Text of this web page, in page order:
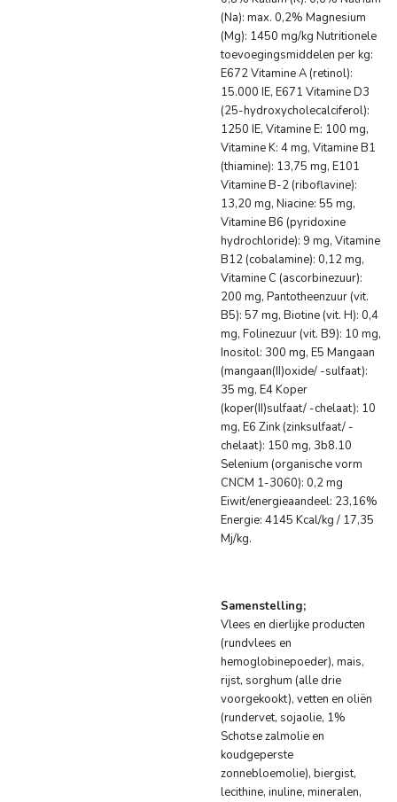
(Na): max. 0,2% Magnesium
(Mg): 1450 mg/kg Nutritionele
toevoegingsmiddelen per kg:
E672 Vitamine A (retinol):
15.000 IE, E671 Vitamine D3
(25-hydroxycholecalciferol):
1250 IE, Vitamine E: 100 mg,
Vitamine K: 4 mg, Vitamine B1
(thiamine): 13,75 mg, E101
Vitamine B-2 (riboflavine):
13,20 mg, Niacine: 55 mg,
Vitamine B6 (pyridoxine
hydrochloride): 9 mg, Vitamine
B12 (cobalamine): 0,12 mg,
Vitamine C (ascorbinezuur):
200 mg, Pantotheenzuur (vit.
B5): 57 mg, Biotine (vit. H): 0,4
mg, Folinezuur (vit. B9): 10 mg,
Inositol: 300 mg, E5 Mangaan
(mangaan(II)oxide/ -sulfaat):
35 mg, E4 Koper
(koper(II)sulfaat/ -chelaat): 10
mg, E6 Zink (zinksulfaat/ -
chelaat): 150 mg, 3b8.10
Selenium (organische vorm
CNCM 1-3060): 0,2 mg
Eiwit/energieaandeel: 23,16%
Energie: 4145 Kcal/kg / 17,35
Mj/kg.
Samenstelling;
Vlees en dierlijke producten
(rundvlees en
hemoglobinepoeder), mais,
rijst, sorghum (alle drie
voorgekookt), vetten en oliën
(rundervet, sojaolie, 1%
Schotse zalmolie en
koudgeperste
zonnebloemolie), biergist,
lecithine, inuline, mineralen,